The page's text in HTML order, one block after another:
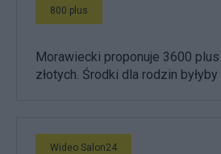
800 plus
Morawiecki proponuje 3600
złotych. Środki dla rodzin
Wideo Salon24